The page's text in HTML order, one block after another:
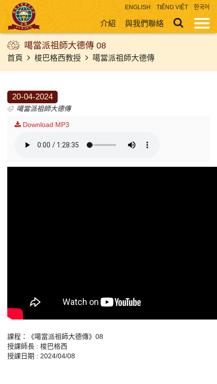
ENGLISH TIẾNG VIỆT 한국어
介紹 與我們聯絡
噶當派祖師大德傳 08
首頁 梭巴格西教授 噶當派祖師大德傳
20-04-2024
噶當派祖師大德傳
Download MP3
課程：《噶當派祖師大德傳》08
授課師長 : 梭巴格西
授課日期 : 2024/04/08